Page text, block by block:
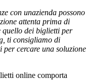
con unazienda possono
attenta prima di
quello dei biglietti per
ti consigliamo di
cercare una soluzione
online comporta